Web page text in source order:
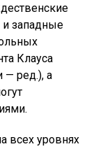
и западные
Клауса
— ред.), а
всех уровнях